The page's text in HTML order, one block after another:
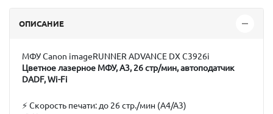
ОПИСАНИЕ
МФУ Canon imageRUNNER ADVANCE DX C3926i
Цветное лазерное МФУ, A3, 26 стр/мин, автоподатчик
DADF, Wi-Fi
⚡ Скорость печати: до 26 стр./мин (A4/A3)